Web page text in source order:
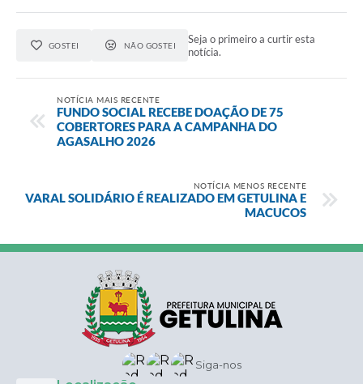
GOSTEI NÃO GOSTEI
Seja o primeiro a curtir esta
notícia.
NOTÍCIA MAIS RECENTE
FUNDO SOCIAL RECEBE DOAÇÃO DE 75
COBERTORES PARA A CAMPANHA DO
AGASALHO 2026
NOTÍCIA MENOS RECENTE
VARAL SOLIDÁRIO É REALIZADO EM GETULINA E
MACUCOS
Siga-nos